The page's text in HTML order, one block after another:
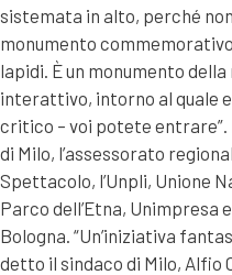
sistemata in alto, perché
monumento
lapidi. È un monumento
interattivo, intorno al quale
critico – voi potete entrare”.
di Milo, l’assessorato
Spettacolo, l’Unpli, Unione
Parco dell’Etna, Unimpresa
Bologna. “Un’iniziativa
detto il sindaco di Milo, Alfio